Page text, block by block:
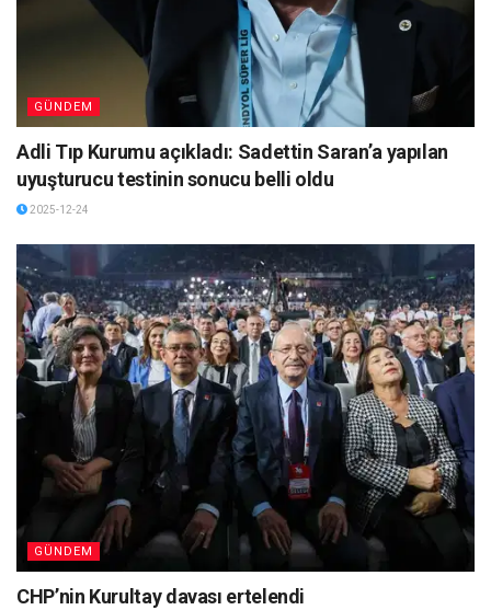
GÜNDEM
Adli Tıp Kurumu açıkladı: Sadettin Saran’a yapılan
uyuşturucu testinin sonucu belli oldu
2025-12-24
GÜNDEM
CHP’nin Kurultay davası ertelendi